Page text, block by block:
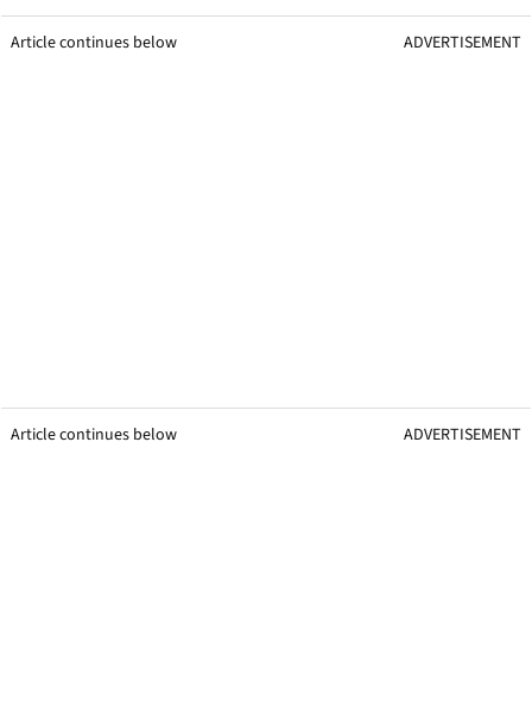
Article continues below ADVERTISEMENT
Article continues below ADVERTISEMENT